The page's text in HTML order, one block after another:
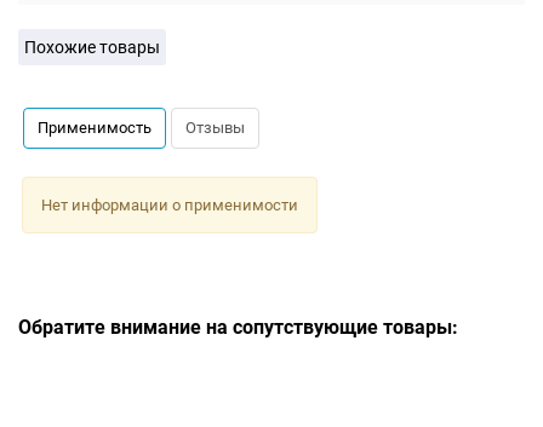
Похожие товары
Применимость Отзывы
Нет информации о применимости
Обратите внимание на сопутствующие товары: